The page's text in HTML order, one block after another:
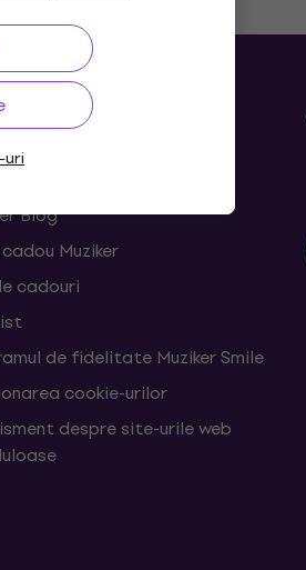
utile
Blog
Muziker
cadouri
de fidelitate Muziker Smile
cookie-urilor
despre site-urile web